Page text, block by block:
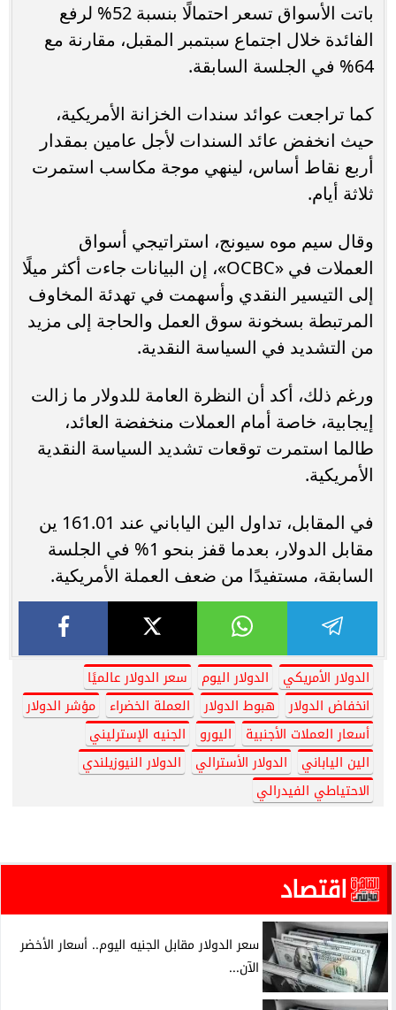
باتت الأسواق تسعر احتمالًا بنسبة 52% لرفع
الفائدة خلال اجتماع سبتمبر المقبل، مقارنة مع
64% في الجلسة السابقة.
كما تراجعت عوائد سندات الخزانة الأمريكية،
حيث انخفض عائد السندات لأجل عامين بمقدار
أربع نقاط أساس، لينهي موجة مكاسب استمرت
ثلاثة أيام.
وقال سيم موه سيونج، استراتيجي أسواق
العملات في «OCBC»، إن البيانات جاءت أكثر ميلًا
إلى التيسير النقدي وأسهمت في تهدئة المخاوف
المرتبطة بسخونة سوق العمل والحاجة إلى مزيد
من التشديد في السياسة النقدية.
ورغم ذلك، أكد أن النظرة العامة للدولار ما زالت
إيجابية، خاصة أمام العملات منخفضة العائد،
طالما استمرت توقعات تشديد السياسة النقدية
الأمريكية.
في المقابل، تداول الين الياباني عند 161.01 ين
مقابل الدولار، بعدما قفز بنحو 1% في الجلسة
السابقة، مستفيدًا من ضعف العملة الأمريكية.
الدولار الأمريكي الدولار اليوم
سعر الدولار عالميًا
انخفاض الدولار
هبوط الدولار العملة الخضراء
مؤشر الدولار
أسعار العملات الأجنبية
اليورو
الجنيه الإسترليني
الين الياباني
الدولار الأسترالي
الدولار النيوزيلندي
الاحتياطي الفيدرالي
اقتصاد
سعر الدولار مقابل الجنيه اليوم.. أسعار الأخضر
الآن...